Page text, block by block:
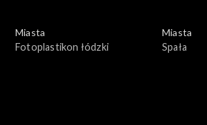
Miasta
Fotoplastikon łódzki
Miasta
Spała